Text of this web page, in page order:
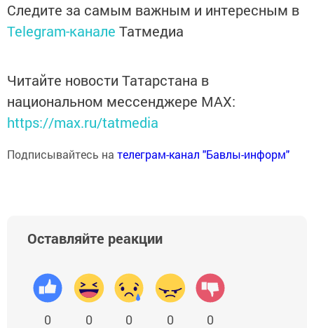
Следите за самым важным и интересным в
Telegram-канале Татмедиа
Читайте новости Татарстана в
национальном мессенджере MАХ:
https://max.ru/tatmedia
Подписывайтесь на телеграм-канал "Бавлы-информ"
Оставляйте реакции
0 0 0 0 0